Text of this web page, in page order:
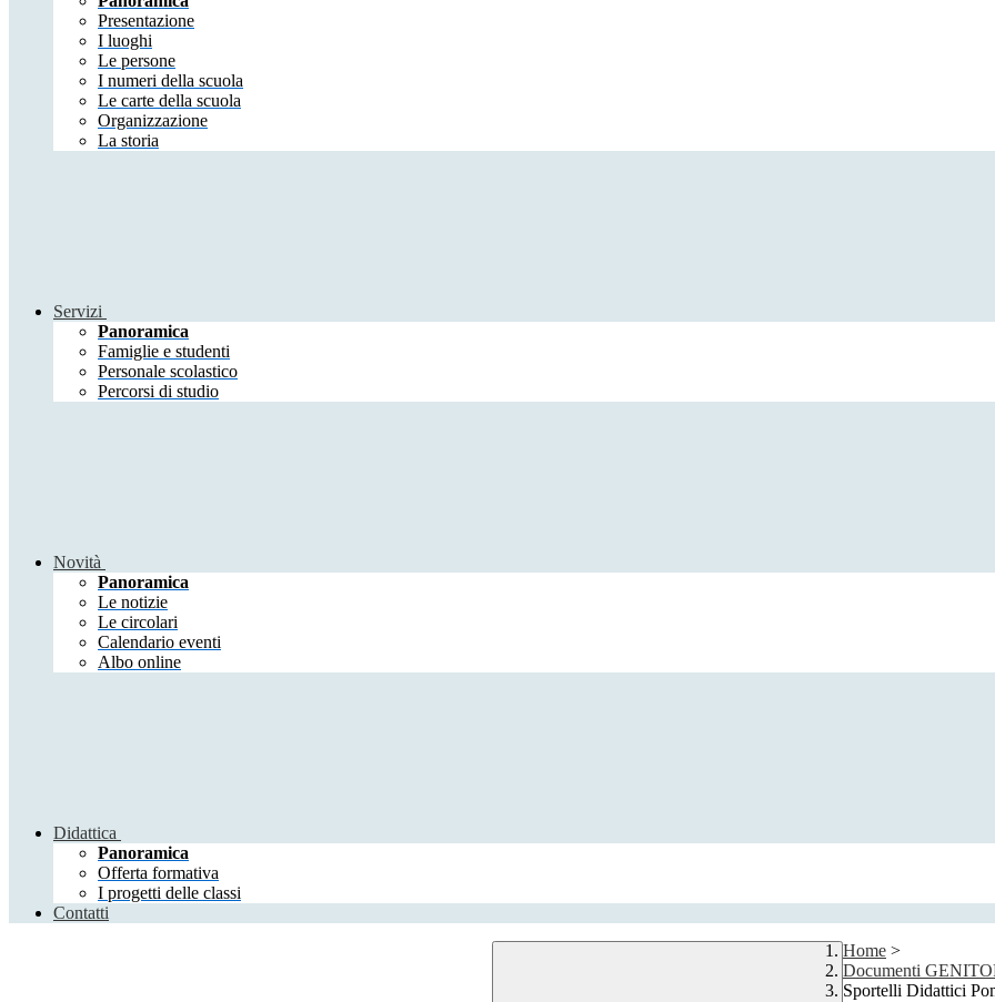
Presentazione
I luoghi
Le persone
I numeri della scuola
Le carte della scuola
Organizzazione
La storia
Servizi
Panoramica
Famiglie e studenti
Personale scolastico
Percorsi di studio
Novità
Panoramica
Le notizie
Le circolari
Calendario eventi
Albo online
Didattica
Panoramica
Offerta formativa
I progetti delle classi
Contatti
Home >
Documenti
Sportelli Didattici